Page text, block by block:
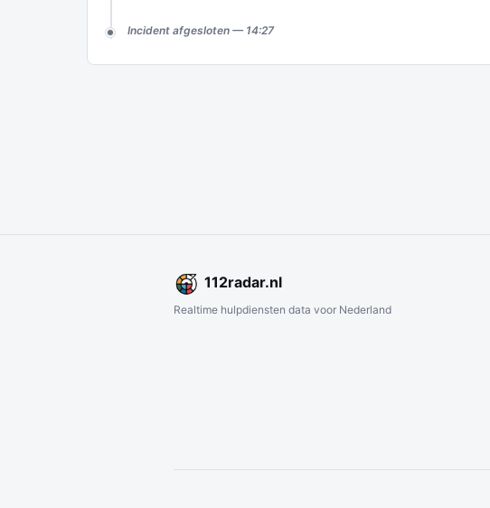
Incident afgesloten — 14:27
112radar.nl
Realtime hulpdiensten data voor Nederland